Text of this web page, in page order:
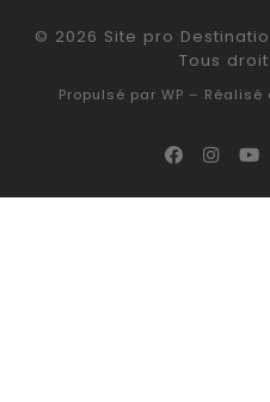
© 2026 Site pro
Tous
Propulsé par WP – Réalisé